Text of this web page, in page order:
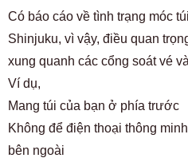
Có báo cáo về tình trạng móc
Shinjuku, vì vậy, điều quan
xung quanh các cổng soát vé
Ví dụ,
Mang túi của bạn ở phía trước
Không để điện thoại thông
bên ngoài